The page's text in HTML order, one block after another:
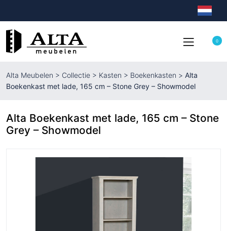
0
Alta Meubelen > Collectie > Kasten > Boekenkasten > Alta
Boekenkast met lade, 165 cm – Stone Grey – Showmodel
Alta Boekenkast met lade, 165 cm – Stone
Grey – Showmodel